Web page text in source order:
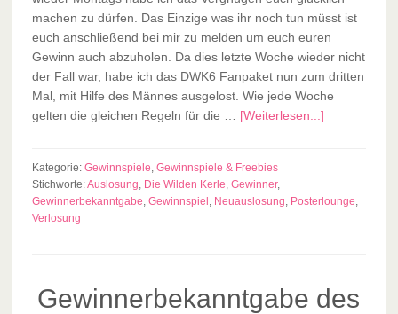
machen zu dürfen. Das Einzige was ihr noch tun müsst ist
euch anschließend bei mir zu melden um euch euren
Gewinn auch abzuholen. Da dies letzte Woche wieder nicht
der Fall war, habe ich das DWK6 Fanpaket nun zum dritten
Mal, mit Hilfe des Männes ausgelost. Wie jede Woche
gelten die gleichen Regeln für die … [Weiterlesen...]
Kategorie: Gewinnspiele, Gewinnspiele & Freebies
Stichworte:Auslosung, Die Wilden Kerle, Gewinner,
Gewinnerbekanntgabe, Gewinnspiel , Neuauslosung, Posterlounge,
Verlosung
Gewinnerbekanntgabe des